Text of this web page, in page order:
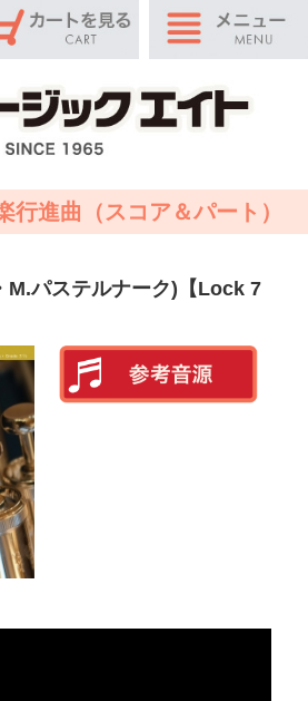
行進曲（スコア＆パート）
M.パステルナーク)【Lock 7